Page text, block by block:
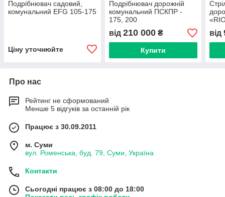
Подрібнювач садовий,
комунальний EFG 105-175
Ціну уточнюйте
Подрібнювач дорожній
комунальний ПСКПР -
175, 200
від 210 000₴
Купити
–
від
Про нас
Рейтинг не сформований
Менше 5 відгуків за останній рік
Працює з 30.09.2011
м. Суми
вул. Роменська, буд. 79, Суми, Україна
Контакти
Сьогодні працює з 08:00 до 18:00